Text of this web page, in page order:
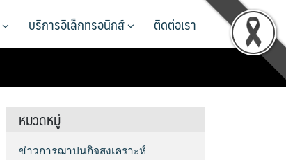
บริการอิเล็กทรอนิกส์ ติดต่อเรา
หมวดหมู่
ข่าวการฌาปนกิจสงเคราะห์